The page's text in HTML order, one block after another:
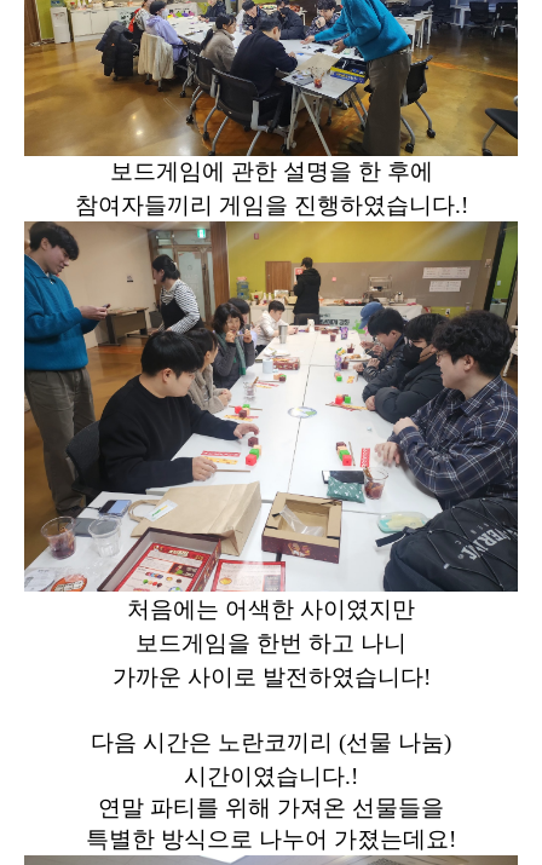
보드게임에 관한 설명을 한 후에
참여자들끼리 게임을 진행하였습니다.!
처음에는 어색한 사이였지만
보드게임을 한번 하고 나니
가까운 사이로 발전하였습니다!
다음 시간은 노란코끼리 (선물 나눔)
시간이였습니다.!
연말 파티를 위해 가져온 선물들을
특별한 방식으로 나누어 가졌는데요!